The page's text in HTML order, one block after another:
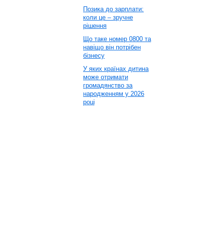
Позика до зарплати:
коли це – зручне
рішення
Що таке номер 0800 та
навіщо він потрібен
бізнесу
У яких країнах дитина
може отримати
громадянство за
народженням у 2026
році